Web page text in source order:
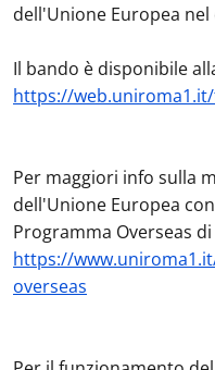
dell'Unione Europea
Il bando è disponibile
https://
Per maggiori info sulla
dell'Unione Europea
Programma Overseas
https://
overseas